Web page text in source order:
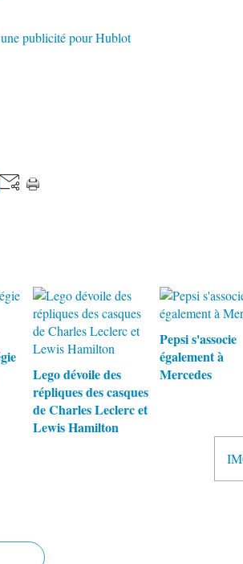
publicité pour Hublot
Lego dévoile des
répliques des casques
de Charles Leclerc et
Lewis Hamilton
Pepsi s'associe
également à
Mercedes